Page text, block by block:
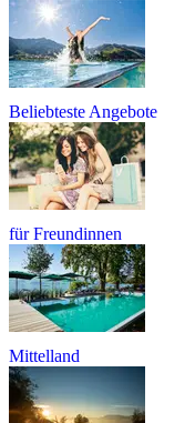
Beliebteste Angebote
für Freundinnen
Mittelland